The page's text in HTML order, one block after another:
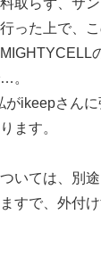
った上で、
。
がikeepさん
ます。
いては、別
すで、外付